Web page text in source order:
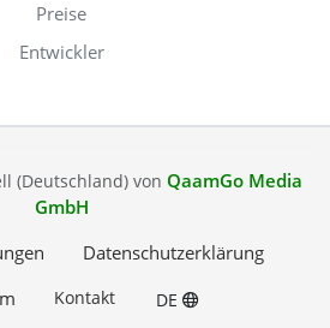
Preise
Entwickler
(Deutschland) von QaamGo Media
GmbH
Datenschutzerklärung
Kontakt DE